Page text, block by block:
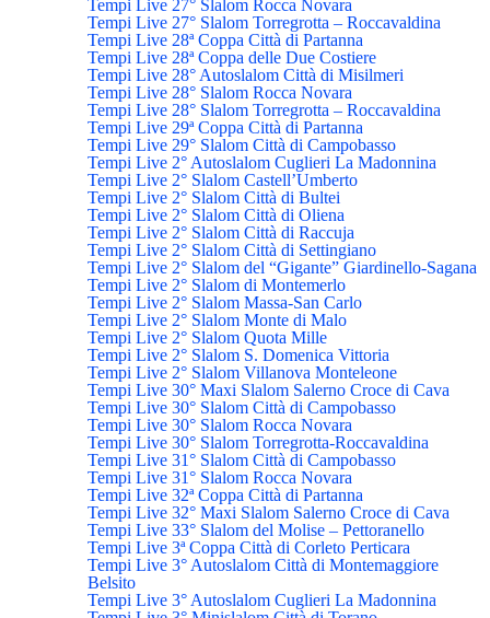
Tempi Live 27° Slalom Rocca Novara
Tempi Live 27° Slalom Torregrotta – Roccavaldina
Tempi Live 28ª Coppa Città di Partanna
Tempi Live 28ª Coppa delle Due Costiere
Tempi Live 28° Autoslalom Città di Misilmeri
Tempi Live 28° Slalom Rocca Novara
Tempi Live 28° Slalom Torregrotta – Roccavaldina
Tempi Live 29ª Coppa Città di Partanna
Tempi Live 29° Slalom Città di Campobasso
Tempi Live 2° Autoslalom Cuglieri La Madonnina
Tempi Live 2° Slalom Castell’Umberto
Tempi Live 2° Slalom Città di Bultei
Tempi Live 2° Slalom Città di Oliena
Tempi Live 2° Slalom Città di Raccuja
Tempi Live 2° Slalom Città di Settingiano
Tempi Live 2° Slalom del “Gigante” Giardinello-Sagana
Tempi Live 2° Slalom di Montemerlo
Tempi Live 2° Slalom Massa-San Carlo
Tempi Live 2° Slalom Monte di Malo
Tempi Live 2° Slalom Quota Mille
Tempi Live 2° Slalom S. Domenica Vittoria
Tempi Live 2° Slalom Villanova Monteleone
Tempi Live 30° Maxi Slalom Salerno Croce di Cava
Tempi Live 30° Slalom Città di Campobasso
Tempi Live 30° Slalom Rocca Novara
Tempi Live 30° Slalom Torregrotta-Roccavaldina
Tempi Live 31° Slalom Città di Campobasso
Tempi Live 31° Slalom Rocca Novara
Tempi Live 32ª Coppa Città di Partanna
Tempi Live 32° Maxi Slalom Salerno Croce di Cava
Tempi Live 33° Slalom del Molise – Pettoranello
Tempi Live 3ª Coppa Città di Corleto Perticara
Tempi Live 3° Autoslalom Città di Montemaggiore
Belsito
Tempi Live 3° Autoslalom Cuglieri La Madonnina